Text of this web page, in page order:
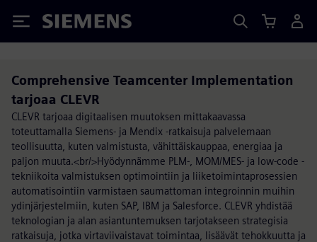
Siemens
Comprehensive Teamcenter Implementation
tarjoaa CLEVR
CLEVR tarjoaa digitaalisen muutoksen mittakaavassa
toteuttamalla Siemens- ja Mendix -ratkaisuja palvelemaan
teollisuutta, kuten valmistusta, vähittäiskauppaa, energiaa ja
paljon muuta.<br/>Hyödynnämme PLM-, MOM/MES- ja low-code -
tekniikoita valmistuksen optimointiin ja liiketoimintaprosessien
automatisointiin varmistaen saumattoman integroinnin muihin
ydinjärjestelmiin, kuten SAP, IBM ja Salesforce. CLEVR yhdistää
teknologian ja alan asiantuntemuksen tarjotakseen strategisia
ratkaisuja, jotka virtaviivaistavat toimintaa, lisäävät tehokkuutta ja